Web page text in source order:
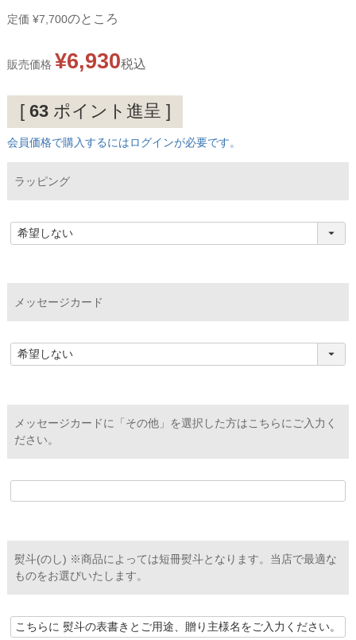
定価 ¥7,700のところ
販売価格 ¥6,930税込
[ 63 ポイント進呈 ]
会員価格で購入するにはログインが必要です。
ラッピング
メッセージカード
メッセージカードに「その他」を選択した方はこちらにご入力く
ださい。
熨斗(のし) ※商品によっては短冊熨斗となります。当店で最適な
ものをお選びいたします。